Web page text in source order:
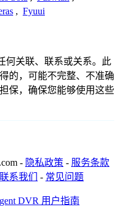
, Fyuui
何关联、联系或关系。此
的，可能不完整、不准确
保，确保您能够使用这些
- 隐私政策 - 服务条款
联系我们 - 常见问题
DVR 用户指南